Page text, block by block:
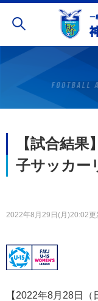
【試合結
子サッカー
2022年8月29日(月)20:02更
【2022年8月28日（